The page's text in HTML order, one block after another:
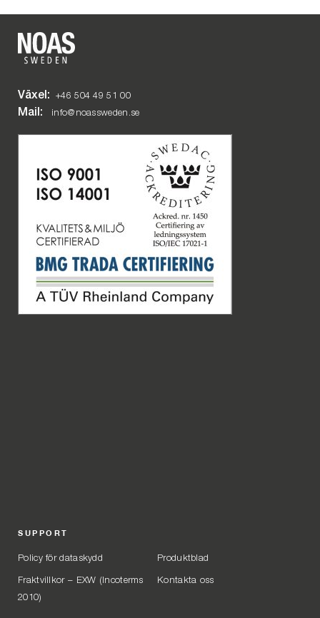
Växel: +46 504 49 51 00
Mail: info@noassweden.se
SUPPORT
Policy för dataskydd Produktblad
Fraktvillkor – EXW (Incoterms
2010)
Kontakta oss